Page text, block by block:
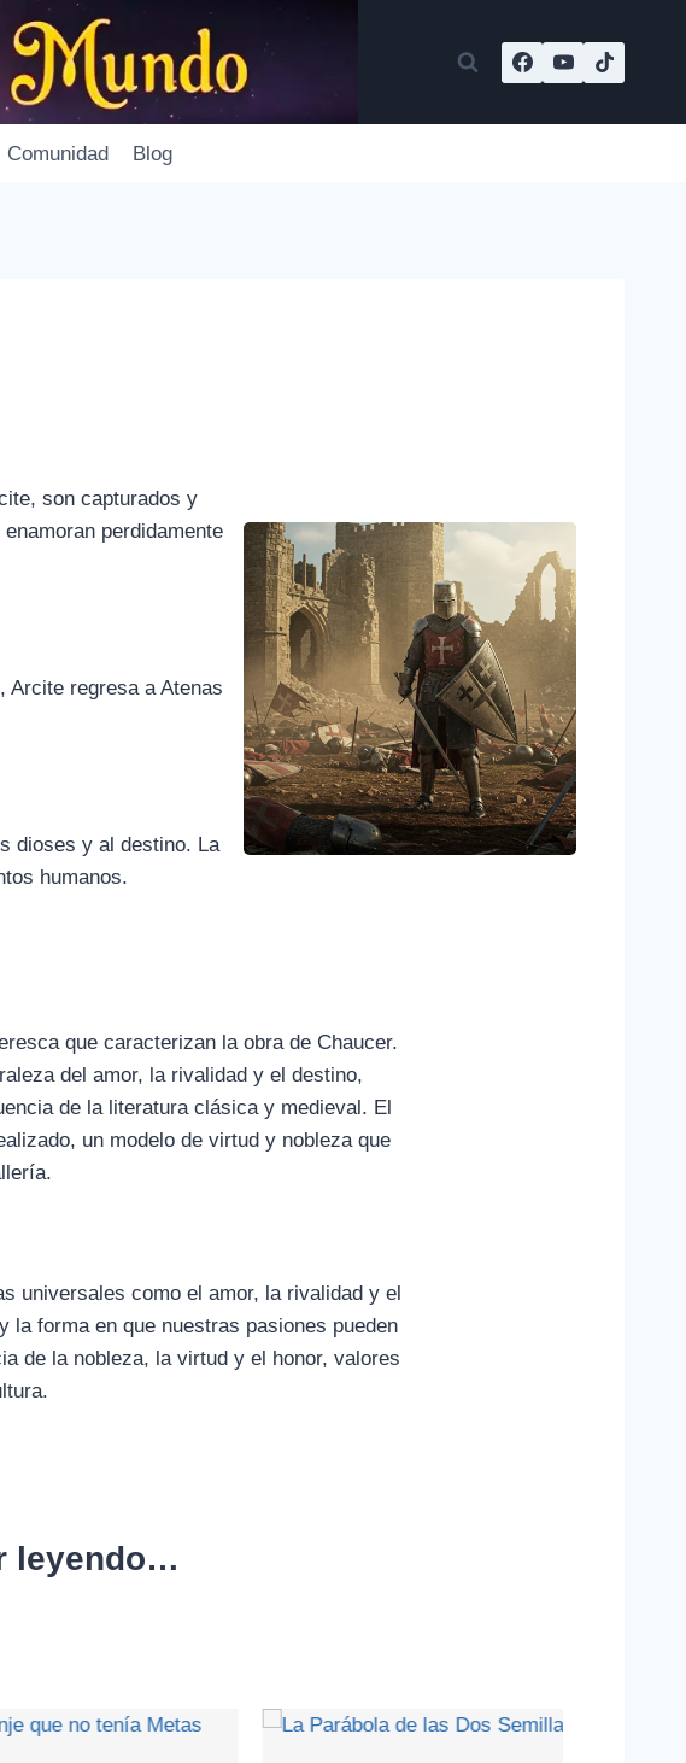
Comunidad Blog
son capturados y
perdidamente
Arcite regresa a Atenas
dioses y al destino. La
humanos.
que caracterizan la obra de Chaucer.
del amor, la rivalidad y el destino,
de la literatura clásica y medieval. El
un modelo de virtud y nobleza que
universales como el amor, la rivalidad y el
forma en que nuestras pasiones pueden
de la nobleza, la virtud y el honor, valores
leyendo…